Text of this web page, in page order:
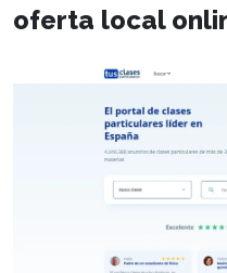
oferta local